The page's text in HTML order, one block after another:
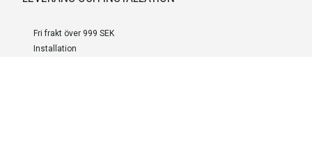
Fri frakt över 999 SEK
Installation